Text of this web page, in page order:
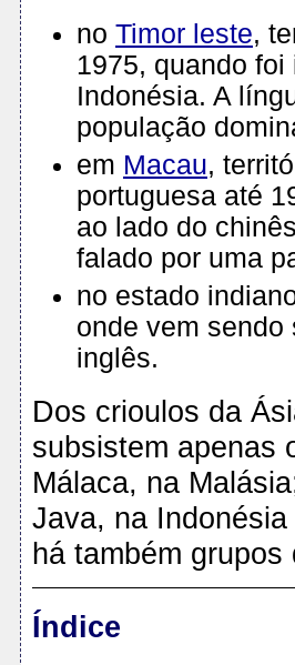
no Timor leste,
1975, quando
Indonésia. A
população
em Macau,
portuguesa até
ao lado do
falado por uma
no estado
onde vem
inglês.
Dos crioulos da
subsistem apenas
Málaca, na
Java, na
há também
Índice